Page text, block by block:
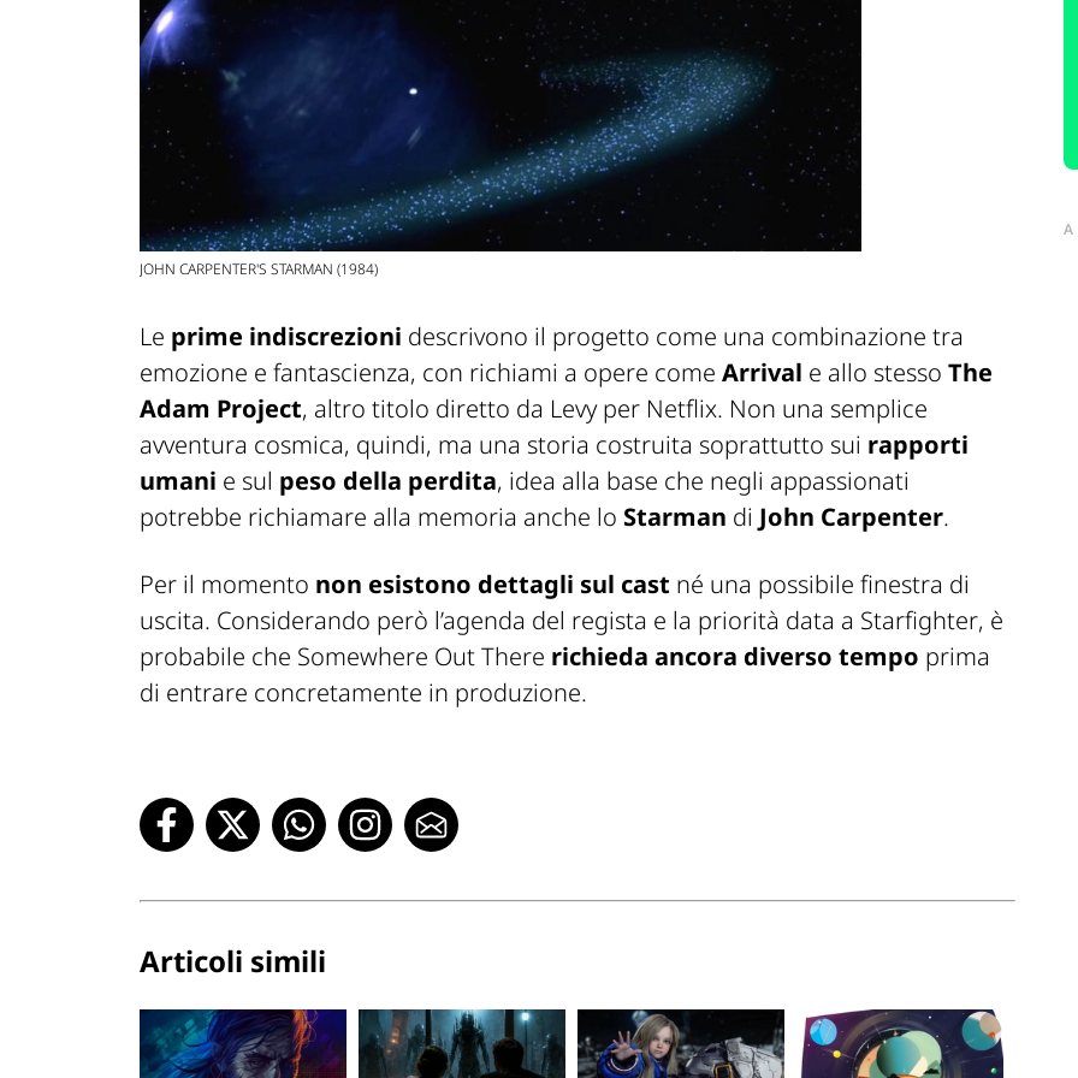
JOHN CARPENTER'S STARMAN (1984)
Le prime indiscrezioni descrivono il progetto come una combinazione tra
emozione e fantascienza, con richiami a opere come Arrival e allo stesso The
Adam Project, altro titolo diretto da Levy per Netflix. Non una semplice
avventura cosmica, quindi, ma una storia costruita soprattutto sui rapporti
umani e sul peso della perdita, idea alla base che negli appassionati
potrebbe richiamare alla memoria anche lo Starman di John Carpenter.
Per il momento non esistono dettagli sul cast né una possibile finestra di
uscita. Considerando però l’agenda del regista e la priorità data a Starfighter, è
probabile che Somewhere Out There richieda ancora diverso tempo prima
di entrare concretamente in produzione.
Articoli simili